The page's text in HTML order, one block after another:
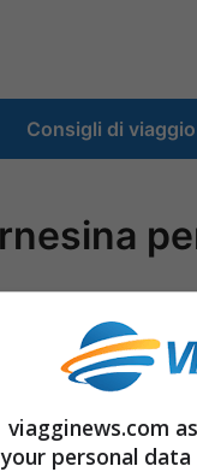
Consigli di viaggio
/ ROMA –
Affari esteri per
e sviluppare
viagginews.com
your personal